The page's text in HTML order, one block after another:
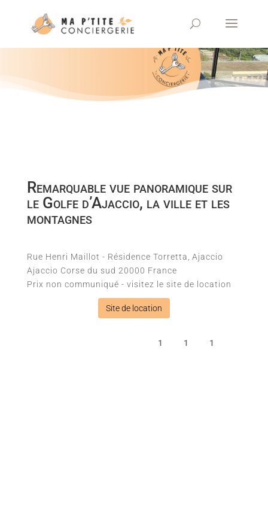
Remarquable vue panoramique sur
le Golfe d’Ajaccio, la ville et les
montagnes
Rue Henri Maillot - Résidence Torretta, Ajaccio
Ajaccio Corse du sud 20000 France
Prix non communiqué - visitez le site de location
Site de location
1 1 1